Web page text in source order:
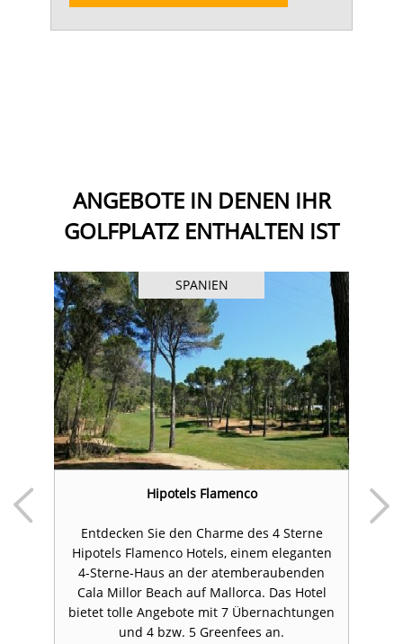
ANGEBOTE IN DENEN IHR
GOLFPLATZ ENTHALTEN IST
SPANIEN
Hipotels Flamenco
Entdecken Sie den Charme des 4 Sterne
Hipotels Flamenco Hotels, einem eleganten
4-Sterne-Haus an der atemberaubenden
Cala Millor Beach auf Mallorca. Das Hotel
bietet tolle Angebote mit 7 Übernachtungen
und 4 bzw. 5 Greenfees an.